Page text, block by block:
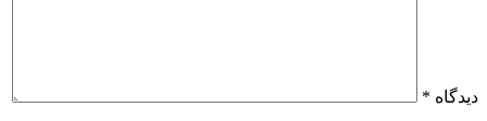
دیدگاه *